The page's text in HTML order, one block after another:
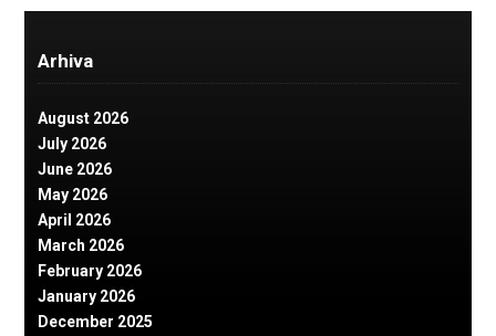
Arhiva
August 2026
July 2026
June 2026
May 2026
April 2026
March 2026
February 2026
January 2026
December 2025